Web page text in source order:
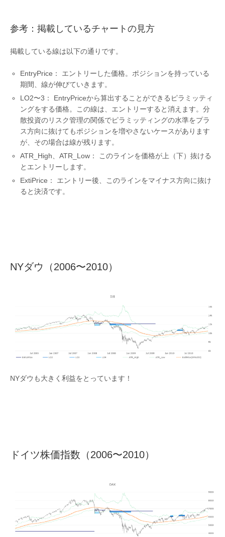
参考：掲載しているチャートの見方
掲載している線は以下の通りです。
EntryPrice： エントリーした価格。ポジションを持っている
期間、線が伸びていきます。
LO2〜3： EntryPriceから算出することができるピラミッティ
ングをする価格。この線は、エントリーすると消えます。分
散投資のリスク管理の関係でピラミッティングの水準をプラ
ス方向に抜けてもポジションを増やさないケースがあります
が、その場合は線が残ります。
ATR_High、ATR_Low： このラインを価格が上（下）抜ける
とエントリーします。
ExtiPrice： エントリー後、このラインをマイナス方向に抜け
ると決済です。
NYダウ（2006〜2010）
NYダウも大きく利益をとっています！
ドイツ株価指数（2006〜2010）